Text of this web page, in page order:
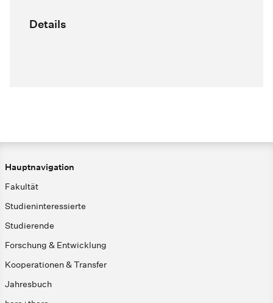
Details
Hauptnavigation
Fakultät
Studieninteressierte
Studierende
Forschung & Entwicklung
Kooperationen & Transfer
Jahresbuch